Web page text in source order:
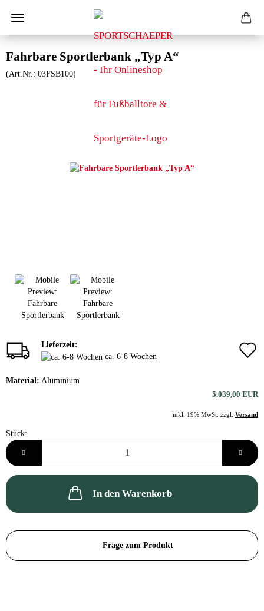
Fahrbare Sportlerbank „Typ A“
(Art.Nr.: 03FSB100)
Lieferzeit:
ca. 6-8 Wochen
Material: Aluminium
5.039,00 EUR
inkl. 19% MwSt. zzgl. Versand
Stück:
Stück
In den Warenkorb
Frage zum Produkt